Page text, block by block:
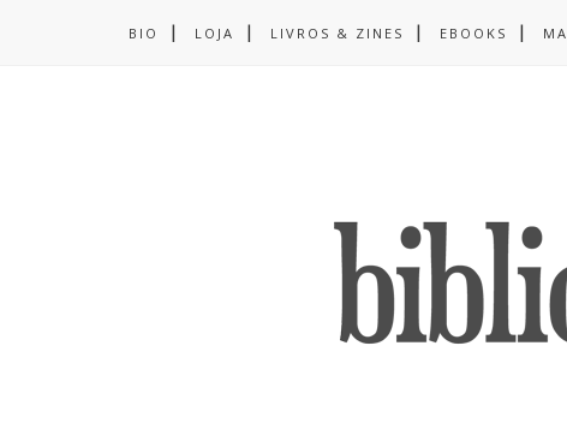
BIO LOJA LIVROS & ZINES EBOOKS